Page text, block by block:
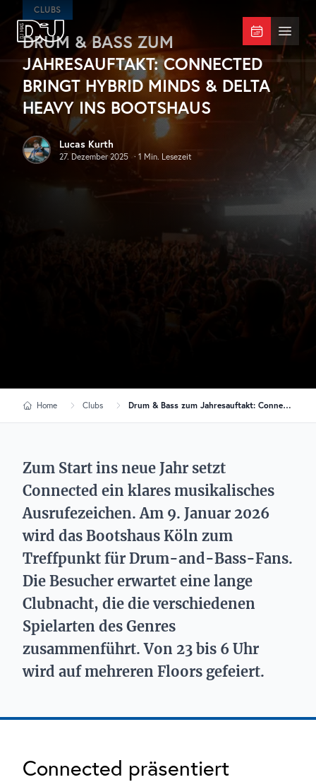
Zum Hauptinhalt springen
DJ Mag Germany Menü
CLUBS
DRUM & BASS ZUM
JAHRESAUFTAKT: CONNECTED
BRINGT HYBRID MINDS & DELTA
HEAVY INS BOOTSHAUS
Lucas Kurth
27. Dezember 2025 · 1 Min. Lesezeit
Home Clubs Drum & Bass zum Jahresauftakt: Connected bringt Hybrid Minds & Delta Heavy ins Bootshaus
Zum Start ins neue Jahr setzt
Connected ein klares musikalisches
Ausrufezeichen. Am 9. Januar 2026
wird das Bootshaus Köln zum
Treffpunkt für Drum-and-Bass-Fans.
Die Besucher erwartet eine lange
Clubnacht, die die verschiedenen
Spielarten des Genres
zusammenführt. Von 23 bis 6 Uhr
wird auf mehreren Floors gefeiert.
Connected präsentiert